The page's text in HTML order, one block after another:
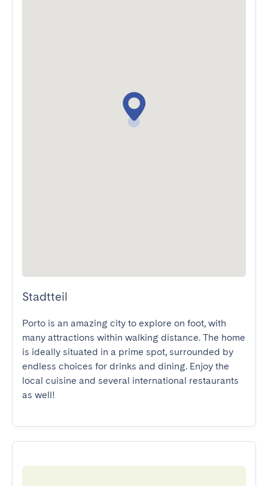
Stadtteil
Porto is an amazing city to explore on foot, with
many attractions within walking distance. The home
is ideally situated in a prime spot, surrounded by
endless choices for drinks and dining. Enjoy the
local cuisine and several international restaurants
as well!